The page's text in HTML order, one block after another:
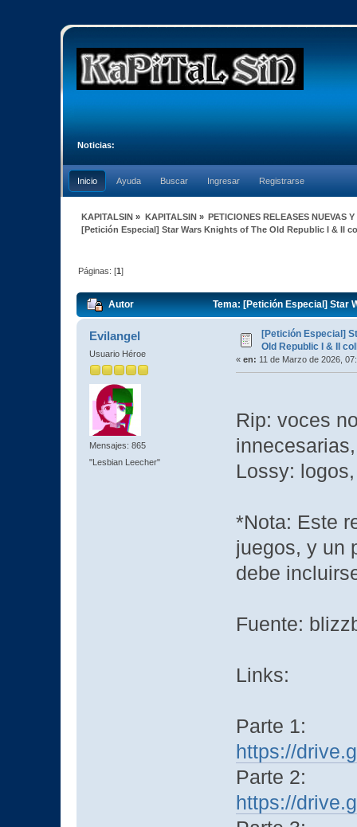
Noticias:
Inicio Ayuda Buscar Ingresar Registrarse
KAPITALSIN » KAPITALSIN» PETICIONES RELEASES NUEVAS
[Petición Especial] Star Wars Knights of The Old Republic I & II
Páginas: [1]
Autor Tema: [Petición Especial] Star
Evilangel
Usuario Héroe
Mensajes: 865
"Lesbian Leecher"
[Petición Especial]
Old Republic I & II
« en: 11 de Marzo de 2026,
Rip: voces
Lossy:
*Nota: Este
juegos, y un
debe
Fuente:
Links:
Parte 1:
https://
Parte 2:
https://